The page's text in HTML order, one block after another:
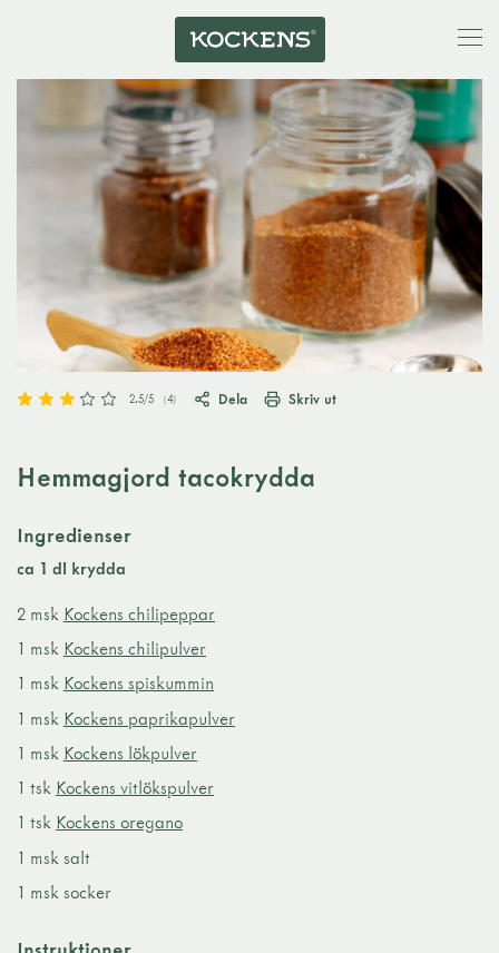
2.5/5 (4) Dela Skriv ut
Hemmagjord tacokrydda
Ingredienser
ca 1 dl krydda
2 msk Kockens chilipeppar
1 msk Kockens chilipulver
1 msk Kockens spiskummin
1 msk Kockens paprikapulver
1 msk Kockens lökpulver
1 tsk Kockens vitlökspulver
1 tsk Kockens oregano
1 msk salt
1 msk socker